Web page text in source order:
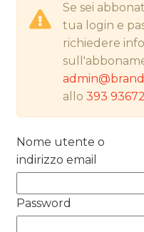
RICERCHE
PREVISIONI/SCENARI
NORMATIVE
CASE HISTORY
Se sei
tua login e
richiedere
allo393
Nome utente o
indirizzo email
Password